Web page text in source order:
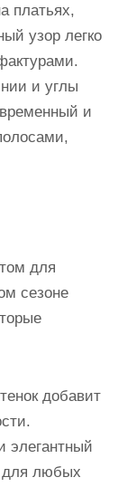
платьях,
узор легко
и углы
и
для
сезоне
добавит
элегантный
для любых